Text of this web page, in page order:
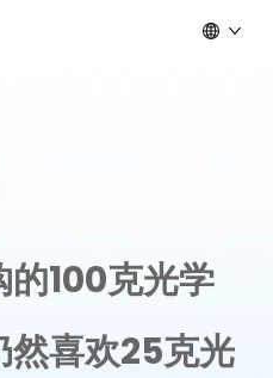
100克光学
然喜欢25克光